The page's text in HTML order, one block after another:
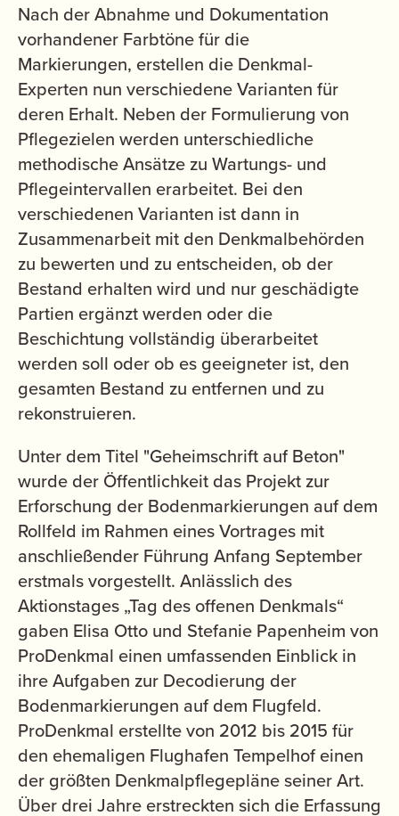
Nach der Abnahme und Dokumentation
vorhandener Farbtöne für die
Markierungen, erstellen die Denkmal-
Experten nun verschiedene Varianten für
deren Erhalt. Neben der Formulierung von
Pflegezielen werden unterschiedliche
methodische Ansätze zu Wartungs- und
Pflegeintervallen erarbeitet. Bei den
verschiedenen Varianten ist dann in
Zusammenarbeit mit den Denkmalbehörden
zu bewerten und zu entscheiden, ob der
Bestand erhalten wird und nur geschädigte
Partien ergänzt werden oder die
Beschichtung vollständig überarbeitet
werden soll oder ob es geeigneter ist, den
gesamten Bestand zu entfernen und zu
rekonstruieren.
Unter dem Titel "Geheimschrift auf Beton"
wurde der Öffentlichkeit das Projekt zur
Erforschung der Bodenmarkierungen auf dem
Rollfeld im Rahmen eines Vortrages mit
anschließender Führung Anfang September
erstmals vorgestellt. Anlässlich des
Aktionstages „Tag des offenen Denkmals“
gaben Elisa Otto und Stefanie Papenheim von
ProDenkmal einen umfassenden Einblick in
ihre Aufgaben zur Decodierung der
Bodenmarkierungen auf dem Flugfeld.
ProDenkmal erstellte von 2012 bis 2015 für
den ehemaligen Flughafen Tempelhof einen
der größten Denkmalpflegepläne seiner Art.
Über drei Jahre erstreckten sich die Erfassung